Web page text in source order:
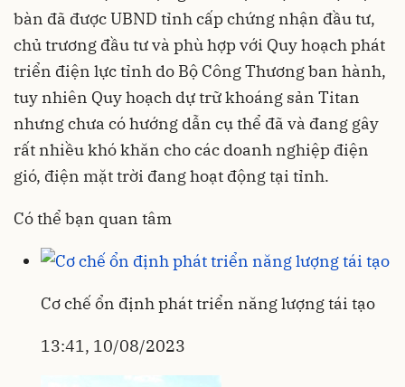
bàn đã được UBND tỉnh cấp chứng nhận đầu tư,
chủ trương đầu tư và phù hợp với Quy hoạch phát
triển điện lực tỉnh do Bộ Công Thương ban hành,
tuy nhiên Quy hoạch dự trữ khoáng sản Titan
nhưng chưa có hướng dẫn cụ thể đã và đang gây
rất nhiều khó khăn cho các doanh nghiệp điện
gió, điện mặt trời đang hoạt động tại tỉnh.
Có thể bạn quan tâm
Cơ chế ổn định phát triển năng lượng tái tạo
13:41, 10/08/2023